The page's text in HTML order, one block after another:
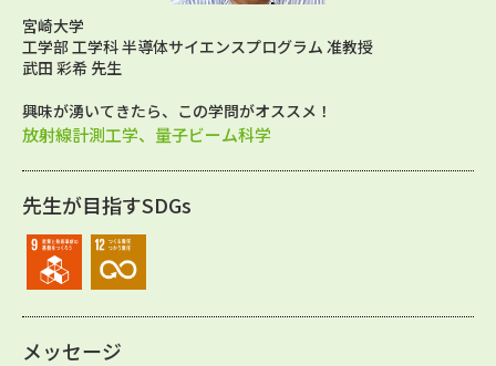
宮崎大学
工学部 工学科 半導体サイエンスプログラム 准教授
武田 彩希 先生
興味が湧いてきたら、この学問がオススメ！
放射線計測工学、量子ビーム科学
先生が目指すSDGs
メッセージ